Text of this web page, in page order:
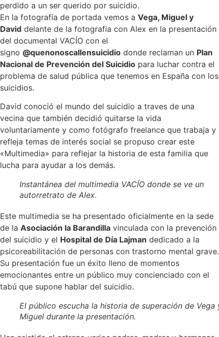
perdido a un ser querido por suicidio.
En la fotografía de portada vemos a Vega, Miguel y
David delante de la fotografia con Alex en la presentación
del documental VACÍO con el
signo @quenonoscallensuicidio donde reclaman un Plan
Nacional de Prevención del Suicidio para luchar contra el
problema de salud pública que tenemos en España con los
suicidios.
David conoció el mundo del suicidio a traves de una
vecina que también decidió quitarse la vida
voluntariamente y como fotógrafo freelance que trabaja y
refleja temas de interés social se propuso crear este
«Multimedia» para reflejar la historia de esta familia que
lucha para ayudar a los demás.
Instantánea del multimedia VACÍO donde se ve un
autorretrato de Alex.
Este multimedia se ha presentado oficialmente en la sede
de la Asociación la Barandilla vinculada con la prevención
del suicidio y el Hospital de Día Lajman dedicado a la
psicoreabilitación de personas con trastorno mental grave.
Su presentación fue un éxito lleno de momentos
emocionantes entre un público muy concienciado con el
tabú que supone hablar del suicidio.
El público escucha la historia de superación de Vega
Miguel durante la presentación.